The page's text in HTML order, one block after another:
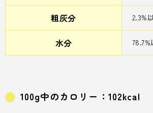
粗灰分 2.3%
水分
100g中のカロリー：102kcal